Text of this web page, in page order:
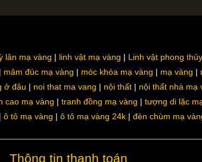
lân mạ vàng linh vật mạ vàng Linh vật phong thủy
mâm đúc mạ vàng móc khóa mạ vàng mạ vàng
ở đâu noi that ma vang nội thất nội thất nhà mạ
cao mạ vàng tranh đồng mạ vàng tượng di lặc
ô tô mạ vàng ô tô mạ vàng 24k đèn chùm mạ
Thông tin thanh toán